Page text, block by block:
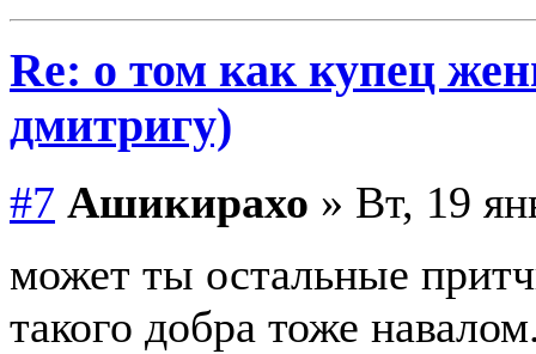
Re: о том как купец
дмитригу)
#7 Ашикирахо » Вт, 19
может ты остальные
такого добра тоже